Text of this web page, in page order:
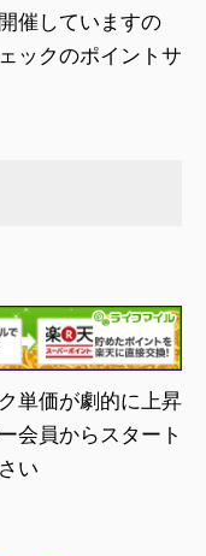
催していますの
ックのポイントサ
単価が劇的に上昇
会員からスタート
い